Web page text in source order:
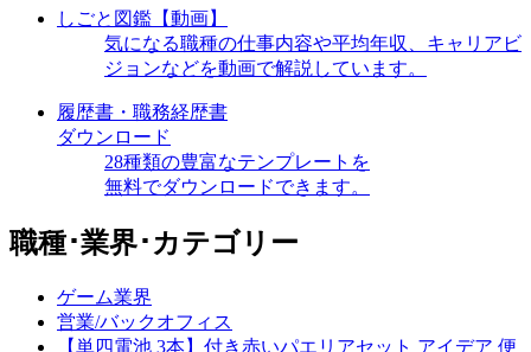
しごと図鑑【動画】
気になる職種の仕事内容や平均年収、キャリアビ
ジョンなどを動画で解説しています。
履歴書・職務経歴書
ダウンロード
28種類の豊富なテンプレートを
無料でダウンロードできます。
職種･業界･カテゴリー
ゲーム業界
営業/バックオフィス
【単四電池 3本】付き赤いパエリアセット アイデア 便